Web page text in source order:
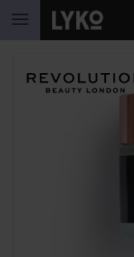
HOPPA TILL
HOPPA ÖVER